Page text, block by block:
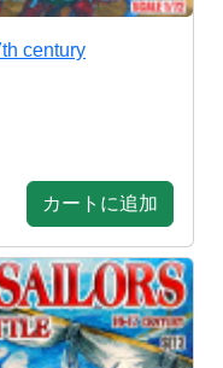
century
カートに追加